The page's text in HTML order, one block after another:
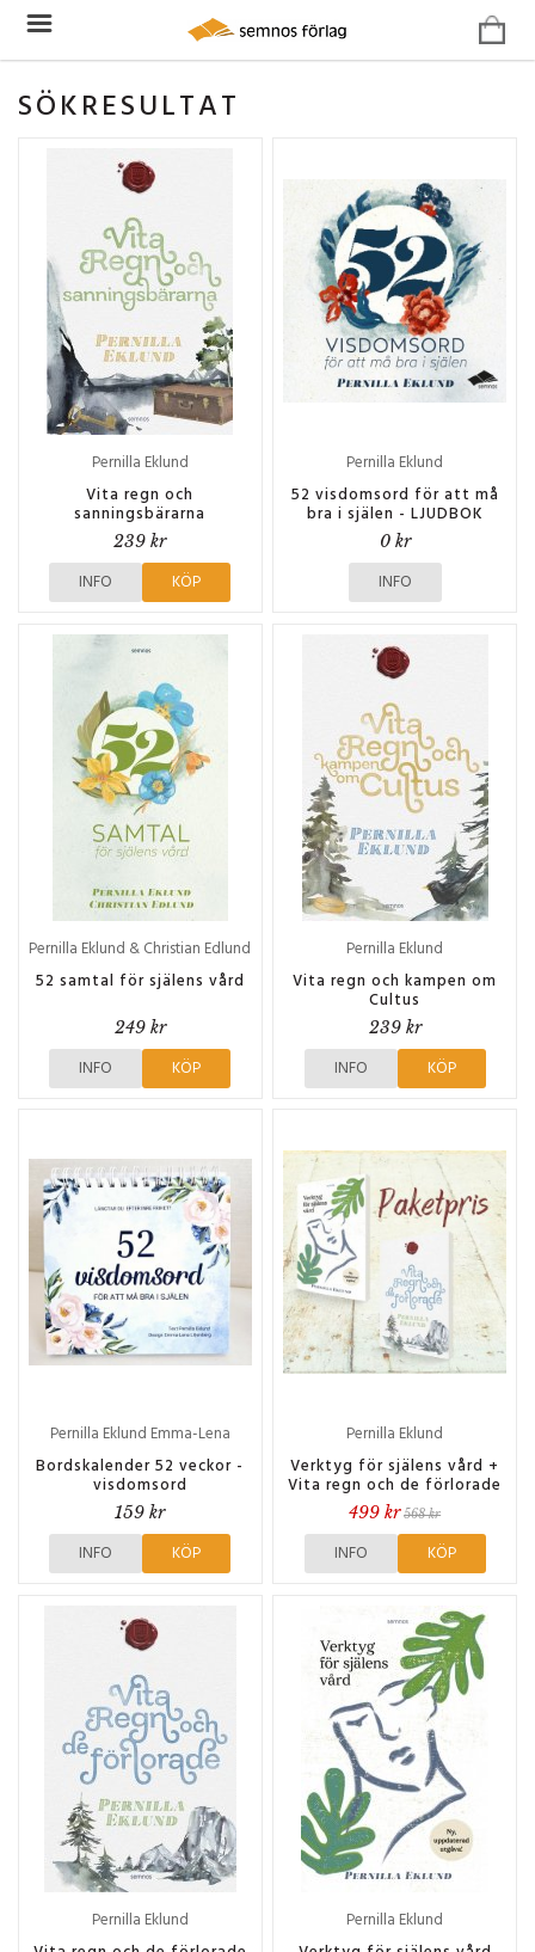
SÖKRESULTAT
Pernilla Eklund
Vita regn och
sanningsbärarna
239 kr
INFO KÖP
Pernilla Eklund
52 visdomsord för att må
bra i själen - LJUDBOK
0 kr
INFO
Pernilla Eklund & Christian Edlund
52 samtal för själens vård
249 kr
INFO KÖP
Pernilla Eklund
Vita regn och kampen om
Cultus
239 kr
INFO KÖP
Pernilla Eklund Emma-Lena
Liljenberg
Bordskalender 52 veckor -
visdomsord
159 kr
INFO KÖP
Pernilla Eklund
Verktyg för själens vård +
Vita regn och de förlorade
499 kr 568 kr
INFO KÖP
Pernilla Eklund
Pernilla Eklund